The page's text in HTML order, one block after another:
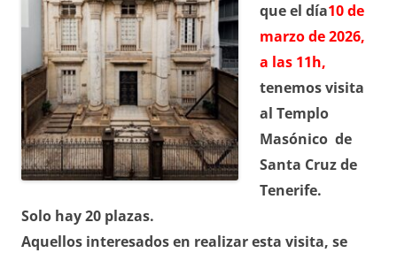
que el día10 de
marzo de 2026,
a las 11h,
tenemos visita
al Templo
Masónico de
Santa Cruz de
Tenerife.
Solo hay 20 plazas.
Aquellos interesados en realizar esta visita, se